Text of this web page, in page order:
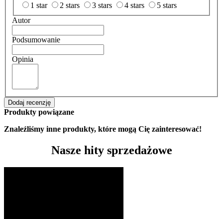
1 star
2 stars 3 stars 4 stars
5 stars
Autor
Podsumowanie
Opinia
Dodaj recenzję
Produkty powiązane
Znaleźliśmy inne produkty, które mogą Cię zainteresować!
Nasze hity sprzedażowe